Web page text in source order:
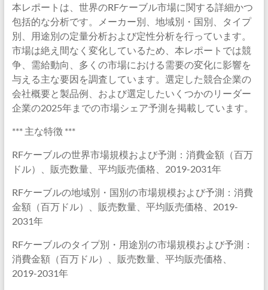
本レポートは、世界のRFケーブル市場に関する詳細かつ
包括的な分析です。メーカー別、地域別・国別、タイプ
別、用途別の定量分析および定性分析を行っています。
市場は絶え間なく変化しているため、本レポートでは競
争、需給動向、多くの市場における需要の変化に影響を
与える主な要因を調査しています。選定した競合企業の
会社概要と製品例、および選定したいくつかのリーダー
企業の2025年までの市場シェア予測を掲載しています。
*** 主な特徴 ***
RFケーブルの世界市場規模および予測：消費金額（百万
ドル）、販売数量、平均販売価格、2019-2031年
RFケーブルの地域別・国別の市場規模および予測：消費
金額（百万ドル）、販売数量、平均販売価格、2019-
2031年
RFケーブルのタイプ別・用途別の市場規模および予測：
消費金額（百万ドル）、販売数量、平均販売価格、
2019-2031年